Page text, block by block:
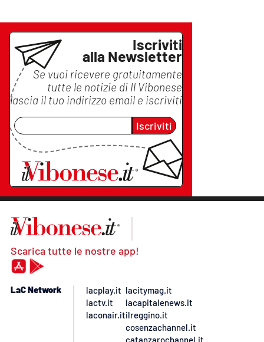
Iscriviti
alla Newsletter
Se vuoi ricevere gratuitamente
tutte le notizie di Il Vibonese
lascia il tuo indirizzo email e iscriviti
Iscriviti
Scarica tutte le nostre app!
LaC Network
lacplay.it
lactv.it
laconair.it
lacitymag.it
lacapitalenews.it
ilreggino.it
cosenzachannel.it